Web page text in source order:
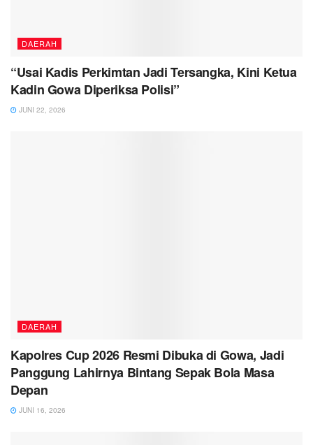
DAERAH
“Usai Kadis Perkimtan Jadi Tersangka, Kini Ketua
Kadin Gowa Diperiksa Polisi”
JUNI 22, 2026
DAERAH
Kapolres Cup 2026 Resmi Dibuka di Gowa, Jadi
Panggung Lahirnya Bintang Sepak Bola Masa
Depan
JUNI 16, 2026